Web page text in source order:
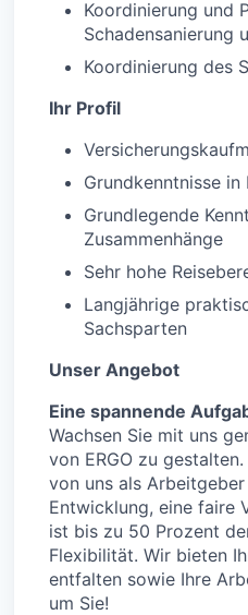
Koordinierung und
Schadensanierung
Koordinierung des
Ihr Profil
Grundkenntnisse
Grundlegende
Zusammenhänge
Sehr hohe
Langjährige
Sachsparten
Unser Angebot
Eine spannende
Wachsen Sie mit uns
von ERGO zu
von uns als
Entwicklung, eine faire
ist bis zu 50 Prozent
Flexibilität. Wir bieten
entfalten sowie Ihre
um Sie!